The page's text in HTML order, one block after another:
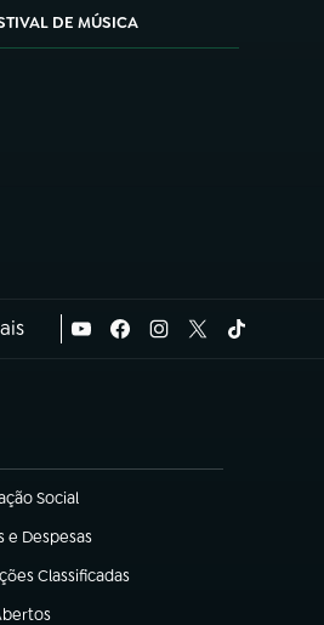
DE MÚSICA
Social
nova aba)
e Despesas
nova aba)
Classificadas
nova aba)